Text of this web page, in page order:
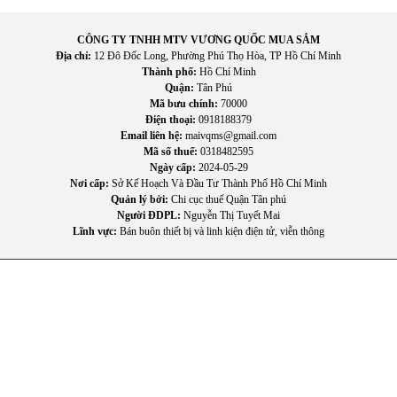
Các vật liệu cao cấp cùng công nghệ sản xuất hiện đại giúp
sản phẩm có tuổi thọ lâu dài, giảm chi phí sửa chữa và thay
CÔNG TY TNHH MTV VƯƠNG QUỐC MUA SẮM
Địa chỉ: 12 Đô Đốc Long, Phường Phú Thọ Hòa, TP Hồ Chí Minh
Thành phố: Hồ Chí Minh
Quận: Tân Phú
Mã bưu chính: 70000
Điện thoại: 0918188379
Email liên hệ: maivqms@gmail.com
Mã số thuế: 0318482595
Ngày cấp: 2024-05-29
Nơi cấp: Sở Kế Hoạch Và Đầu Tư Thành Phố Hồ Chí Minh
Quản lý bởi: Chi cục thuế Quận Tân phú
Người ĐDPL: Nguyễn Thị Tuyết Mai
Lĩnh vực: Bán buôn thiết bị và linh kiện điện tử, viễn thông